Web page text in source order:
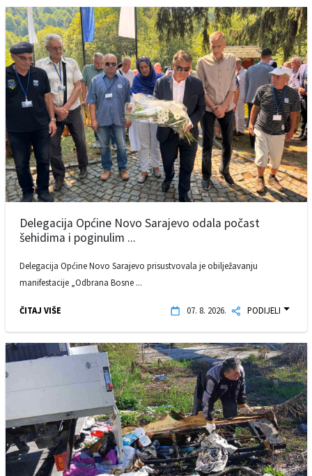
Delegacija Općine Novo Sarajevo odala počast
šehidima i poginulim ...
Delegacija Općine Novo Sarajevo prisustvovala je obilježavanju
manifestacije „Odbrana Bosne ...
ČITAJ VIŠE 07. 8. 2026. PODIJELI